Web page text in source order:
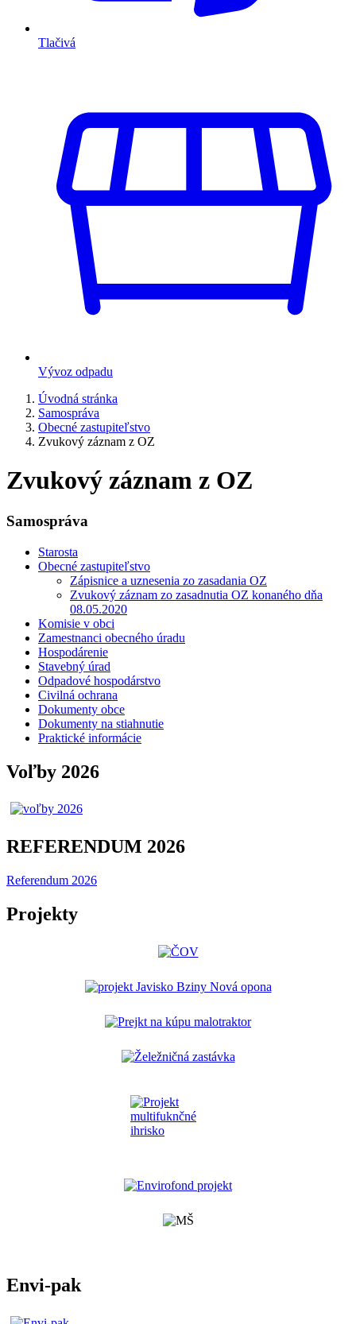
Tlačivá
Vývoz odpadu
Úvodná stránka
Samospráva
Obecné zastupiteľstvo
Zvukový záznam z OZ
Zvukový záznam z OZ
Samospráva
Starosta
Obecné zastupiteľstvo
Zápisnice a uznesenia zo zasadania OZ
Zvukový záznam zo zasadnutia OZ konaného dňa
08.05.2020
Komisie v obci
Zamestnanci obecného úradu
Hospodárenie
Stavebný úrad
Odpadové hospodárstvo
Civilná ochrana
Dokumenty obce
Dokumenty na stiahnutie
Praktické informácie
Voľby 2026
REFERENDUM 2026
Referendum 2026
Projekty
Envi-pak